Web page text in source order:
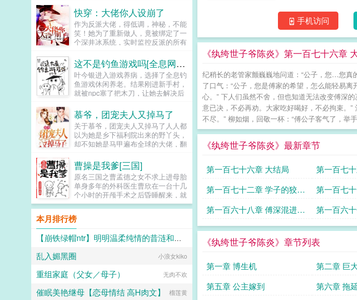
手机访问
《纨绔世子爷陈炎》第一百七十六章
纪稍长的老管家颤巍巍地问道：“公子，您…您真
了口气：“公子，您是傅家的希望，怎么能轻易
心。” 下人们虽然不舍，但也知道无法改变傅深
意已决，不必再劝。大家吃好喝好，不必拘束。
不尽。” 柳如烟，回敬一杯：“傅公子客气了，举
《纨绔世子爷陈炎》最新章节
第一百七十六章 大结局 第一百七
第一百七十二章 学子的狡诈
被赵尚书看穿
第一百七
峙
第一百六十八章 傅深混进考
院做工
第一百六
《纨绔世子爷陈炎》章节列表
第一章 博生机 第二章 巨
第五章 公主嫁到
第六章 拖
注意，偷偷给他一板砖而已。本书的
宗旨看，修真笑事，悟，淡定人
生。...
快穿：大佬你人设崩了
作为反派大佬，得低调，神秘，不能
笑！她为了重新做人，竟被绑定了一
个深井冰系统，实时监控反派的所有
神医徒儿，过来让为师乐乐。某女师
父，您是反派，不能笑。高冷总裁女
人，讲个笑话！某女总裁，您的反派
人设即将崩坏！大佬的人设随时会
崩，维护人设任重而道远。...
这不是钓鱼游戏吗[全息网游]
叶今银进入游戏养病，选择了全息钓
鱼游戏休闲养老。结果刚进新手村，
就被npc塞了把木刀，让她去解决后
核了吗？后来叶今银发现，是她进错
了游戏，这里是刚公测的武侠风全息
网游...
慕爷，团宠夫人又掉马了
关于慕爷，团宠夫人又掉马了人人都
以为她是乡下福利院出来的野丫头，
却不知她是马甲遍布全球的大佬，翻
落。众人惊掉下巴。餐饮帝国老板。
顶级设计师逆天医术神医她身上的马
甲数不胜数。更有五个哥哥宠她上
天。京城帝国集团总裁曾扬言，绝对
不会喜欢她。谁知在相处中，被她身
上的魅力吸引，当初撂下的狠话，如
今像打在他脸上的巴掌。傲慢总裁摇
身一变，成为宠她如命忠犬舔狗，竟
丝毫没有违和感。叶云希却冷酷如常
不是说永远不喜欢我吗？...
曹操是我爹[三国]
原名三国之曹孟德之女不求上进母胎
单身多年的外科医生曹欣在一台十几
个小时的开颅手术之后昏睡醒来，就
被一个妇人紧紧抱在怀中，差点儿窒
息。妇人却一无所觉，伤心欲绝的对
着一个个头不高的大胡子大喊...
本月排行榜
【崩铁绿帽ntr】明明温柔纯情的昔涟和冷艳高傲的长夜月都已成为我的双飞
黄泉
乱入媚黑圈 小浪女kiko
重组家庭（父女／母子） 无肉不欢
催眠美艳继母【恋母情结 高H肉文】 榴莲黄